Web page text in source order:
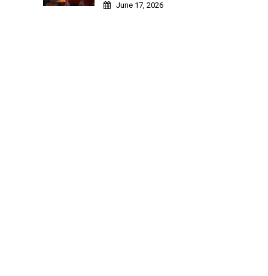
June 17, 2026